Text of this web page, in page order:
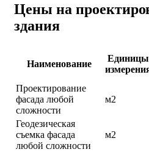
Цены на
здания
Наименование
Единицы
Проектирование
фасада любой
сложности
м2
Геодезическая
съемка фасада
любой сложности
м2